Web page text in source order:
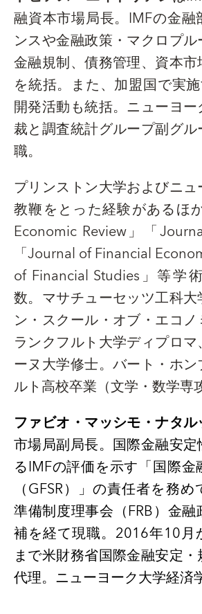
融資本市場局長。 IMFの金融
ンスや金融政策・マクロプル
金融規制、債務管理、資本
を統括。また、加盟国で実
開発活動も統括。ニューヨ
裁と調査統計グループ副グ
職。
プリンストン大学およびニ
教鞭をとった経験があるほ
Economic Review」「
「Journal of Financial
of Financial Studies」等学
数。マサチューセッツ工科
ン・スクール・オブ・エコ
ランクフルト大学ディプロ
ーヌ大学修士。バート・ホ
ルト高校卒業（文学・数学専
ファビオ・マッシモ・ナタ
市場局副局長。国際金融安
るIMFの評価を示す「国際金
（GFSR）」の責任者を務め
準備制度理事会（FRB）金
補を経て現職。 2016年10月
まで米財務省国際金融安定
代理。ニューヨーク大学経済